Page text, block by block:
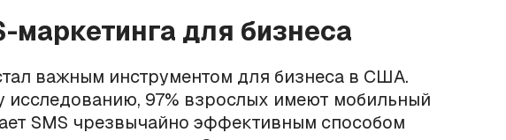
маркетинга для бизнеса
важным инструментом для бизнеса в США.
исследованию, 97% взрослых имеют мобильный
SMS чрезвычайно эффективным способом